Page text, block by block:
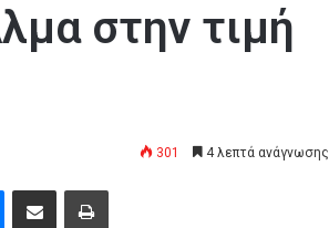
στην τιμή
301 4 λεπτά ανάγνωσης